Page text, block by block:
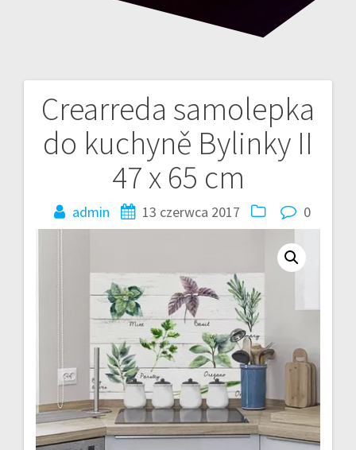
Crearreda samolepka
do kuchyně Bylinky II
47 x 65 cm
admin 13 czerwca 2017 0
Nawigacja
wpisu